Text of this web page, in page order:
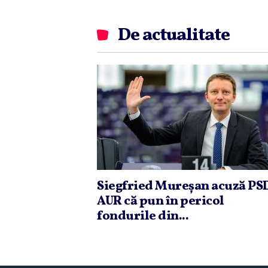
De actualitate
Siegfried Mureşan acuză
AUR că pun în pericol
fondurile din...